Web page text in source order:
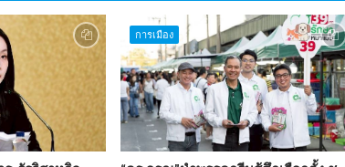
การเมือง